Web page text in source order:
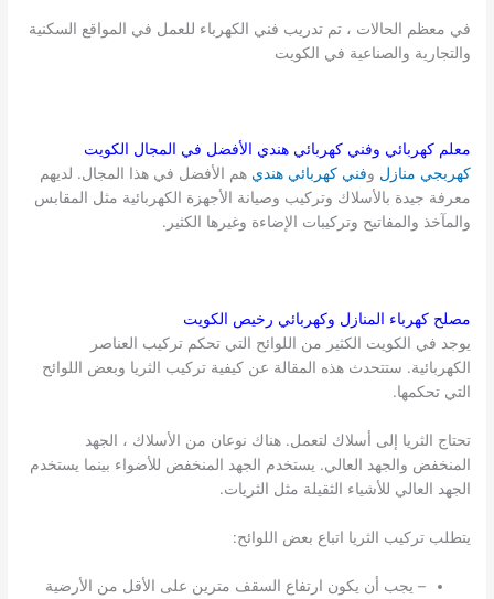
في معظم الحالات ، تم تدريب فني الكهرباء للعمل في المواقع السكنية
والتجارية والصناعية في الكويت
معلم كهربائي وفني كهربائي هندي الأفضل في المجال الكويت
كهربجي منازل وفني كهربائي هندي هم الأفضل في هذا المجال. لديهم
معرفة جيدة بالأسلاك وتركيب وصيانة الأجهزة الكهربائية مثل المقابس
والمآخذ والمفاتيح وتركيبات الإضاءة وغيرها الكثير.
مصلح كهرباء المنازل وكهربائي رخيص الكويت
يوجد في الكويت الكثير من اللوائح التي تحكم تركيب العناصر
الكهربائية. ستتحدث هذه المقالة عن كيفية تركيب الثريا وبعض اللوائح
التي تحكمها.
تحتاج الثريا إلى أسلاك لتعمل. هناك نوعان من الأسلاك ، الجهد
المنخفض والجهد العالي. يستخدم الجهد المنخفض للأضواء بينما يستخدم
الجهد العالي للأشياء الثقيلة مثل الثريات.
يتطلب تركيب الثريا اتباع بعض اللوائح:
– يجب أن يكون ارتفاع السقف مترين على الأقل من الأرضية